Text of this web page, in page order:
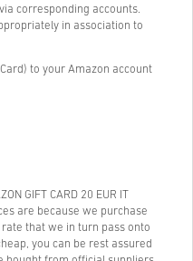
corresponding accounts.
in association to
to your Amazon account
GIFT CARD 20 EUR IT
are because we purchase
that we in turn pass onto
you can be rest assured